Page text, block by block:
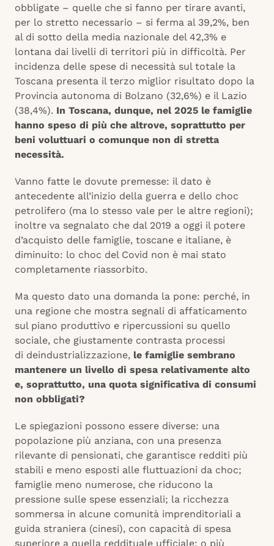
obbligate – quelle che si fanno per tirare avanti,
per lo stretto necessario – si ferma al 39,2%, ben
al di sotto della media nazionale del 42,3% e
lontana dai livelli di territori più in difficoltà. Per
incidenza delle spese di necessità sul totale la
Toscana presenta il terzo miglior risultato dopo la
Provincia autonoma di Bolzano (32,6%) e il Lazio
(38,4%). In Toscana, dunque, nel 2025 le famiglie
hanno speso di più che altrove, soprattutto per
beni voluttuari o comunque non di stretta
necessità.
Vanno fatte le dovute premesse: il dato è
antecedente all’inizio della guerra e dello choc
petrolifero (ma lo stesso vale per le altre regioni);
inoltre va segnalato che dal 2019 a oggi il potere
d’acquisto delle famiglie, toscane e italiane, è
diminuito: lo choc del Covid non è mai stato
completamente riassorbito.
Ma questo dato una domanda la pone: perché, in
una regione che mostra segnali di affaticamento
sul piano produttivo e ripercussioni su quello
sociale, che giustamente contrasta processi
di deindustrializzazione, le famiglie sembrano
mantenere un livello di spesa relativamente alto
e, soprattutto, una quota significativa di consumi
non obbligati?
Le spiegazioni possono essere diverse: una
popolazione più anziana, con una presenza
rilevante di pensionati, che garantisce redditi più
stabili e meno esposti alle fluttuazioni da choc;
famiglie meno numerose, che riducono la
pressione sulle spese essenziali; la ricchezza
sommersa in alcune comunità imprenditoriali a
guida straniera (cinesi), con capacità di spesa
superiore a quella reddituale ufficiale; o più